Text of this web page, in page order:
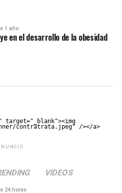
1 año
en el desarrollo de la obesidad
target="_blank"><img
contratrata.jpeg" /></a>
VIDEOS
24 horas